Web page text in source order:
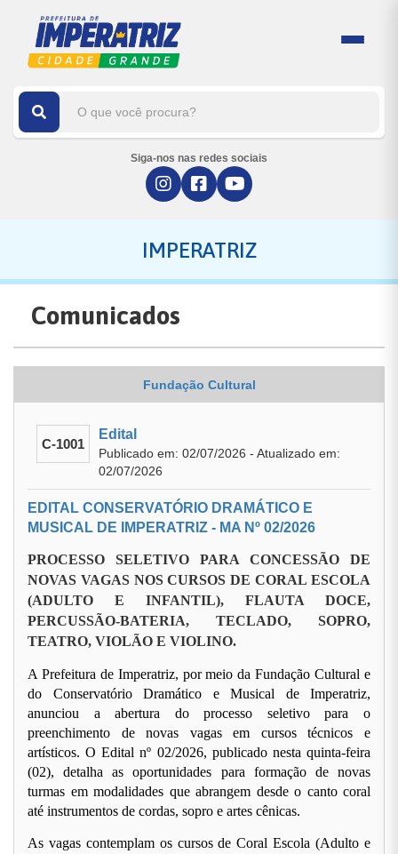
Siga-nos nas redes sociais
IMPERATRIZ
Comunicados
Fundação Cultural
C-1001
Edital
Publicado em: 02/07/2026 - Atualizado em:
02/07/2026
EDITAL CONSERVATÓRIO DRAMÁTICO E
MUSICAL DE IMPERATRIZ - MA Nº 02/2026
PROCESSO SELETIVO PARA CONCESSÃO DE
NOVAS VAGAS NOS CURSOS DE CORAL ESCOLA
(ADULTO E INFANTIL), FLAUTA DOCE,
PERCUSSÃO-BATERIA, TECLADO, SOPRO,
TEATRO, VIOLÃO E VIOLINO.
A Prefeitura de Imperatriz, por meio da Fundação Cultural e
do Conservatório Dramático e Musical de Imperatriz,
anunciou a abertura do processo seletivo para o
preenchimento de novas vagas em cursos técnicos e
artísticos. O Edital nº 02/2026, publicado nesta quinta-feira
(02), detalha as oportunidades para formação de novas
turmas em modalidades que abrangem desde o canto coral
até instrumentos de cordas, sopro e artes cênicas.
As vagas contemplam os cursos de Coral Escola (Adulto e